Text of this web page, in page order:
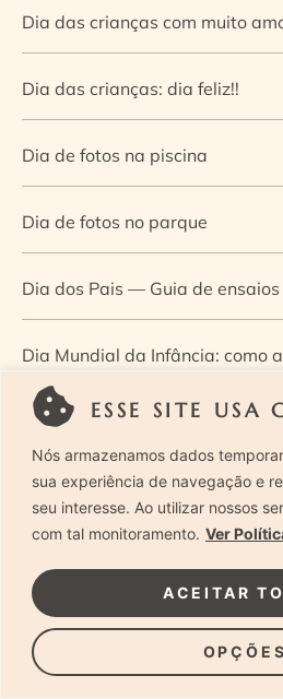
ESSE SITE USA
Nós armazenamos dados
sua experiência de navegação e
seu interesse. Ao utilizar nossos
com tal monitoramento. Ver
OPÇÕES
ACEITAR
Dia das crianças com muito
Dia das crianças: dia feliz!!
Dia de fotos na piscina
Dia de fotos no parque
Dia dos Pais — Guia de
Dia Mundial da Infância: como
construir a memória e a
Diário de uma grávida e sua
Dica de especialista: como
no ensaio newborn?
Dica de especialista: qual o
fotografia newborn?